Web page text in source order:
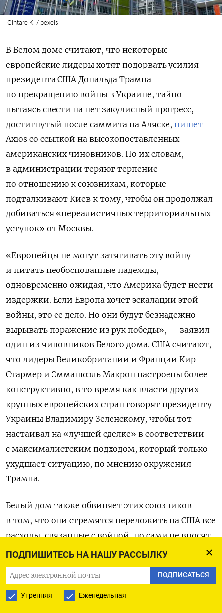
ПОДПИШИТЕСЬ НА НАШУ РАССЫЛКУ
ПОДПИСАТЬСЯ
Утренняя Еженедельная
Gintare K. / pexels
В Белом доме считают, что некоторые
европейские лидеры хотят подорвать усилия
президента США Дональда Трампа
по прекращению войны в Украине, тайно
пытаясь свести на нет закулисный прогресс,
достигнутый после саммита на Аляске, пишет
Axios со ссылкой на высокопоставленных
американских чиновников. По их словам,
в администрации теряют терпение
по отношению к союзникам, которые
подталкивают Киев к тому, чтобы он продолжал
добиваться «нереалистичных территориальных
уступок» от Москвы.
«Европейцы не могут затягивать эту войну
и питать необоснованные надежды,
одновременно ожидая, что Америка будет нести
издержки. Если Европа хочет эскалации этой
войны, это ее дело. Но они будут безнадежно
вырывать поражение из рук победы», — заявил
один из чиновников Белого дома. США считают,
что лидеры Великобритании и Франции Кир
Стармер и Эмманюэль Макрон настроены более
конструктивно, в то время как власти других
крупных европейских стран говорят президенту
Украины Владимиру Зеленскому, чтобы тот
настаивал на «лучшей сделке» в соответствии
с максималистским подходом, который только
ухудшает ситуацию, по мнению окружения
Трампа.
Белый дом также обвиняет этих союзников
в том, что они стремятся переложить на США все
расходы, связанные с войной, но сами не вносят
никакого вклада. «Достижение соглашения —
это искусство возможного. Но некоторые
европейцы продолжают действовать
в сказочной стране, игнорируя тот факт, что для